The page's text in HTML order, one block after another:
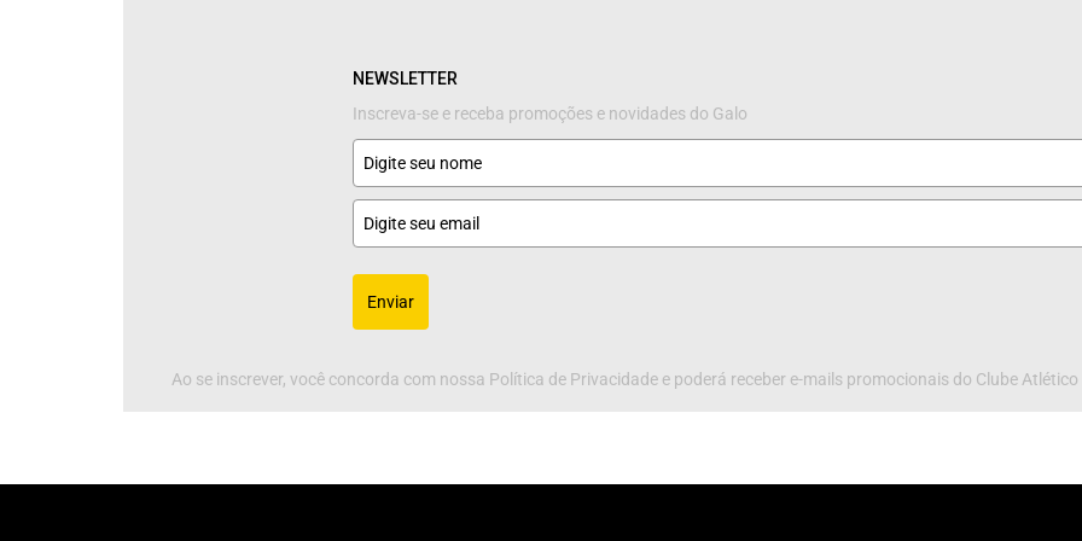
NEWSLETTER
Inscreva-se e receba promoções e novidades do Galo
Enviar
Ao se inscrever, você concorda com nossa Política de Privacidade e poderá receber e-mails promocionais do Clube Atlético